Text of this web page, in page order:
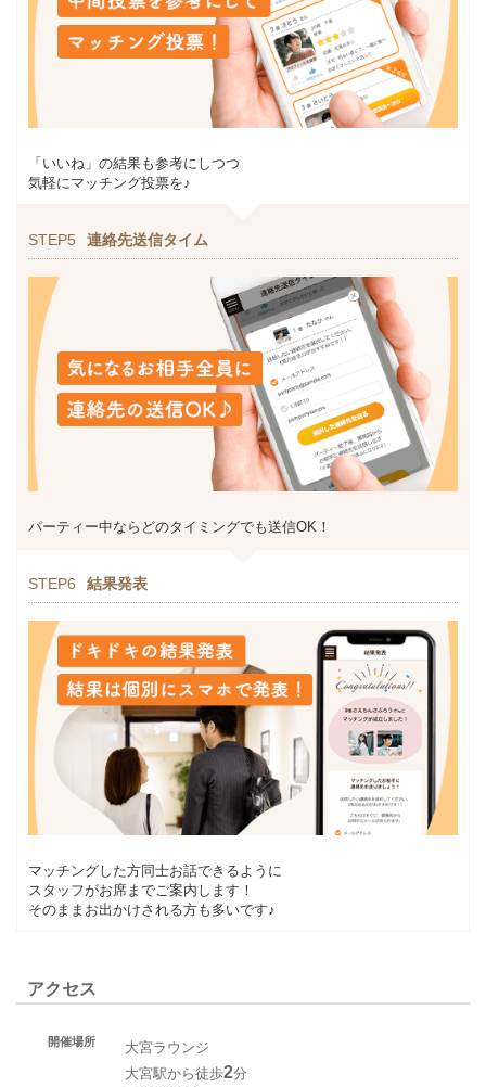
「いいね」の結果も参考にしつつ
気軽にマッチング投票を♪
STEP5 連絡先送信タイム
パーティー中ならどのタイミングでも送信OK！
STEP6 結果発表
マッチングした方同士お話できるように
スタッフがお席までご案内します！
そのままお出かけされる方も多いです♪
アクセス
開催場所
大宮ラウンジ
大宮駅から徒歩2分